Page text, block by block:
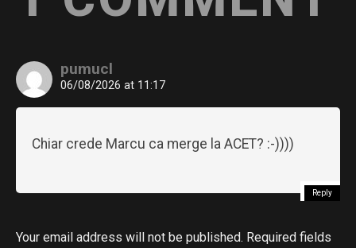
pumucl
06/08/2026 at 11:17
Chiar crede Marcu ca merge la ACET? :-))))
Reply
Your email address will not be published. Required fields